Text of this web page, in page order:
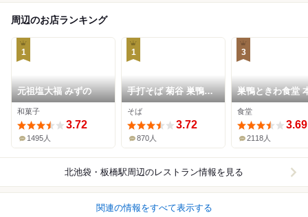
周辺のお店ランキング
1
元祖塩大福 みずの
和菓子
3.72
1495人
1
手打そば 菊谷 巣鴨本
店
そば
3.72
870人
3
巣鴨ときわ食堂
食堂
3.69
2118人
北池袋・板橋駅周辺のレストラン情報を見る
関連の情報をすべて表示する